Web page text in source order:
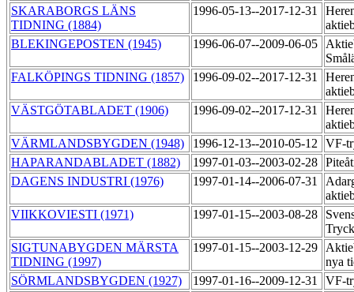
SKARABORGS LÄNS
TIDNING (1884)
1996-05-13--2017-12-31
BLEKINGEPOSTEN (1945)
1996-06-07--2009-06-05
FALKÖPINGS TIDNING (1857)
1996-09-02--2017-12-31
VÄSTGÖTABLADET (1906)
1996-09-02--2017-12-31
VÄRMLANDSBYGDEN (1948)
1996-12-13--2010-05-12
VF-
HAPARANDABLADET (1882)
1997-01-03--2003-02-28
DAGENS INDUSTRI (1976)
1997-01-14--2006-07-31
VIIKKOVIESTI (1971)
1997-01-15--2003-08-28
SIGTUNABYGDEN MÄRSTA
TIDNING (1997)
1997-01-15--2003-12-29
nya
SÖRMLANDSBYGDEN (1927)
1997-01-16--2009-12-31
VF-